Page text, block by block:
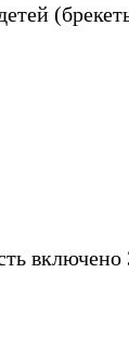
включено